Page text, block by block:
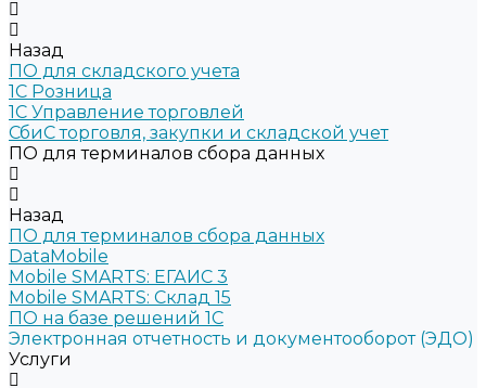
Назад
ПО для складского учета
1C Розница
1С Управление торговлей
СбиС торговля, закупки и складской учет
ПО для терминалов сбора данных
Назад
ПО для терминалов сбора данных
DataMobile
Mobile SMARTS: ЕГАИС 3
Mobile SMARTS: Склад 15
ПО на базе решений 1С
Электронная отчетность и документооборот (ЭДО)
Услуги